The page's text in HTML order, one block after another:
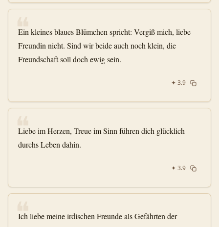
❝
Ein kleines blaues Blümchen spricht: Vergiß mich, liebe
Freundin nicht. Sind wir beide auch noch klein, die
Freundschaft soll doch ewig sein.
✦ 3.9
❝
Liebe im Herzen, Treue im Sinn führen dich glücklich
durchs Leben dahin.
✦ 3.9
❝
Ich liebe meine irdischen Freunde als Gefährten der